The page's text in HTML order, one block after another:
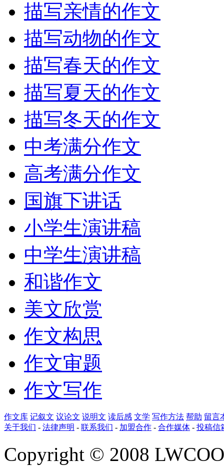
描写亲情的作文
描写动物的作文
描写春天的作文
描写夏天的作文
描写冬天的作文
中考满分作文
高考满分作文
国旗下讲话
小学生演讲稿
中学生演讲稿
和谐作文
美文欣赏
作文构思
作文审题
作文写作
作文库 记叙文 议论文 说明文 读后感 文学 写作方法 帮助 留言
关于我们 - 法律声明 - 联系我们 - 加盟合作 - 合作媒体 - 投稿信
Copyright © 2008